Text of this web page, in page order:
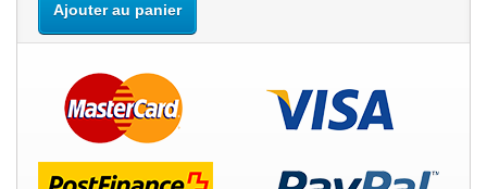
Ajouter au panier